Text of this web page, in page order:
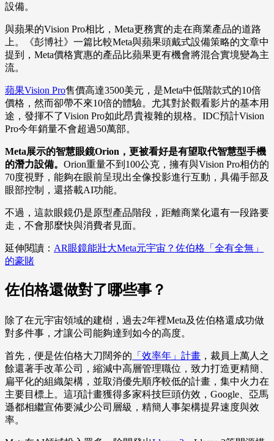
設備。
與蘋果的Vision Pro相比，Meta更務實的走在商業產品的道路
上。《彭博社》一篇比較Meta與蘋果頭戴式設備策略的文章中
提到，Meta價格實惠的產品比蘋果更有機會將混合實境變為主
流。
蘋果Vision Pro售價高達3500美元，是Meta中低階款式的10倍
價格，然而卻帶不來10倍的體驗。尤其對於觀看影片的基本用
途，發揮不了Vision Pro如此昂貴複雜的規格。IDC預計Vision
Pro今年銷量不會超過50萬部。
Meta展示的智慧眼鏡Orion，更被看好是有望取代智慧型手機
的潛力設備。 Orion重量不到100公克，擁有與Vision Pro相仿的
70度視野，能夠在眼前呈現出全像投影進行互動，具備手部及
眼部控制，還搭載AI功能。
不過，這款眼鏡仍是原型產品階段，距離商業化還有一段路要
走，不會那麼快與消費者見面。
延伸閱讀： AR眼鏡能壯大Meta元宇宙？佐伯格「全有全無」
的豪賭
佐伯格還做對了哪些事？
除了在元宇宙領域的建樹，過去2年裡Meta及佐伯格還成功做
對多件事，才讓公司能夠達到如今的高度。
首先，便是佐伯格大刀闊斧的 「效率年」計畫 ，裁員上萬人之
餘還著手改革公司，縮減中高層管理職位，致力打造更精簡、
扁平化的組織架構，並取消優先順序較低的計畫，集中火力在
主要目標上。這項計畫獲得多家科技巨頭仿效，Google、亞馬
遜都相繼宣佈要減少公司層級，精簡人事架構提昇速度與效
率。